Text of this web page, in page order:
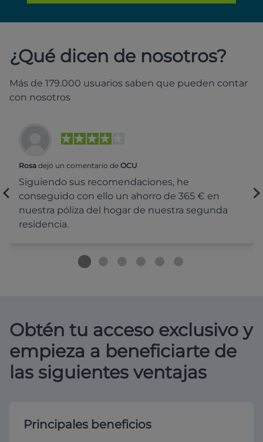
¿Qué dicen de nosotros?
Más de 179.000 usuarios saben que pueden contar
con nosotros
Rosa dejó un comentario de OCU
Siguiendo sus recomendaciones, he
conseguido con ello un ahorro de 365 € en
nuestra póliza del hogar de nuestra segunda
residencia.
Obtén tu acceso exclusivo y
empieza a beneficiarte de
las siguientes ventajas
Principales beneficios